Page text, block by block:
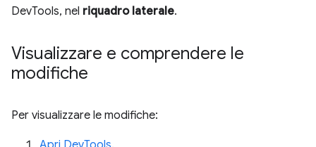
DevTools, nel riquadro laterale.
Visualizzare e comprendere le
modifiche
Per visualizzare le modifiche: